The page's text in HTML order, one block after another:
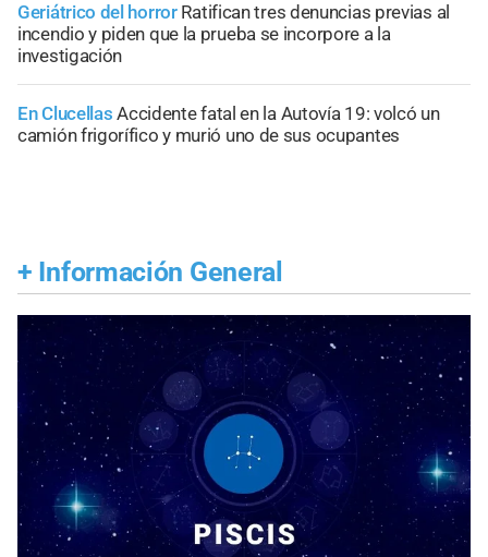
Geriátrico del horror Ratifican tres denuncias previas al
incendio y piden que la prueba se incorpore a la
investigación
En Clucellas Accidente fatal en la Autovía 19: volcó un
camión frigorífico y murió uno de sus ocupantes
+ Información General